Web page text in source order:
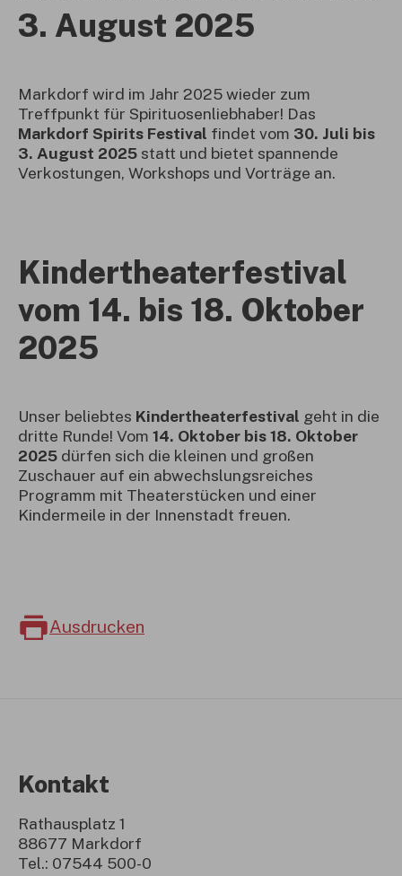
3. August 2025
Markdorf wird im Jahr 2025 wieder zum
Treffpunkt für Spirituosenliebhaber! Das
Markdorf Spirits Festival findet vom 30. Juli bis
3. August 2025 statt und bietet spannende
Verkostungen, Workshops und Vorträge an.
Kindertheaterfestival
vom 14. bis 18. Oktober
2025
Unser beliebtes Kindertheaterfestival geht in die
dritte Runde! Vom 14. Oktober bis 18. Oktober
2025 dürfen sich die kleinen und großen
Zuschauer auf ein abwechslungsreiches
Programm mit Theaterstücken und einer
Kindermeile in der Innenstadt freuen.
Ausdrucken
Kontakt
Rathausplatz 1
88677 Markdorf
Tel.: 07544 500-0